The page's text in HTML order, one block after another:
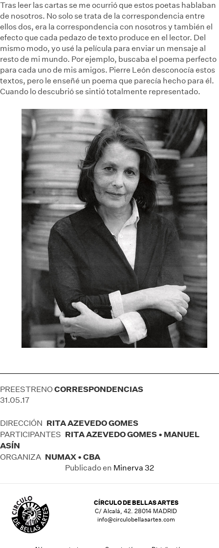
Tras leer las cartas se me ocurrió que estos poetas hablaban
de nosotros. No solo se trata de la correspondencia entre
ellos dos, era la correspondencia con nosotros y también el
efecto que cada pedazo de texto produce en el lector. Del
mismo modo, yo usé la película para enviar un mensaje al
resto de mi mundo. Por ejemplo, buscaba el poema perfecto
para cada uno de mis amigos. Pierre León desconocía estos
textos, pero le enseñé un poema que parecía hecho para él.
Cuando lo descubrió se sintió totalmente representado.
PREESTRENOCORRESPONDENCIAS
31.05.17
DIRECCIÓN RITA AZEVEDO GOMES
PARTICIPANTES RITA AZEVEDO GOMES • MANUEL
ASÍN
ORGANIZA NUMAX • CBA
Publicado en Minerva 32
CÍRCULO DE BELLAS ARTES
C/ Alcalá, 42. 28014 MADRID
info@circulobellasartes.com